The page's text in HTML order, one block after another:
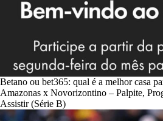
Betano ou bet365: qual é a melhor casa
Amazonas x Novorizontino – Palpite,
Assistir (Série B)